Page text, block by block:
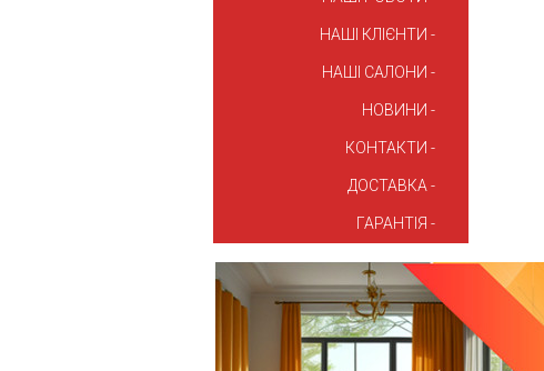
НАШІ КЛІЄНТИ
НАШІ САЛОНИ
НОВИНИ
КОНТАКТИ
ДОСТАВКА
ГАРАНТІЯ